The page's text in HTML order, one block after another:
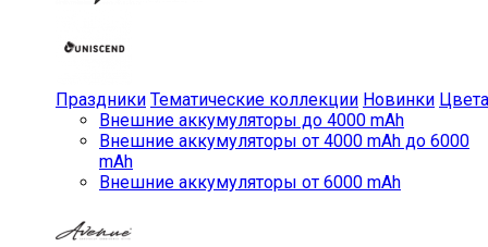
Праздники Тематические коллекции Новинки Цвета
Внешние аккумуляторы до 4000 mAh
Внешние аккумуляторы от 4000 mAh до 6000
mAh
Внешние аккумуляторы от 6000 mAh